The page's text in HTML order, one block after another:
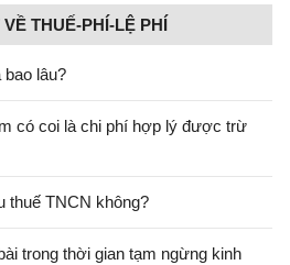
THUẾ-PHÍ-LỆ PHÍ
bao lâu?
có coi là chi phí hợp lý được trừ
thuế TNCN không?
trong thời gian tạm ngừng kinh